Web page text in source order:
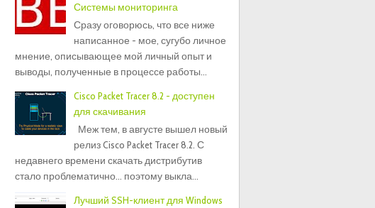
Системы мониторинга
Сразу оговорюсь, что все ниже
написанное - мое, сугубо личное
мнение, описывающее мой личный опыт и
выводы, полученные в процессе работы...
Cisco Packet Tracer 8.2 - доступен
для скачивания
Меж тем, в августе вышел новый
релиз Cisco Packet Tracer 8.2. С
недавнего времени скачать дистрибутив
стало проблематично... поэтому выкла...
Лучший SSH-клиент для Windows